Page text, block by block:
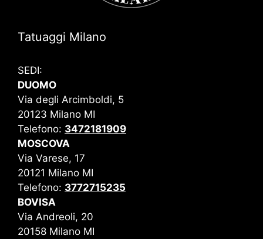
Tatuaggi Milano
SEDI:
DUOMO
Via degli Arcimboldi, 5
20123 Milano MI
Telefono: 3472181909
MOSCOVA
Via Varese, 17
20121 Milano MI
Telefono: 3772715235
BOVISA
Via Andreoli, 20
20158 Milano MI